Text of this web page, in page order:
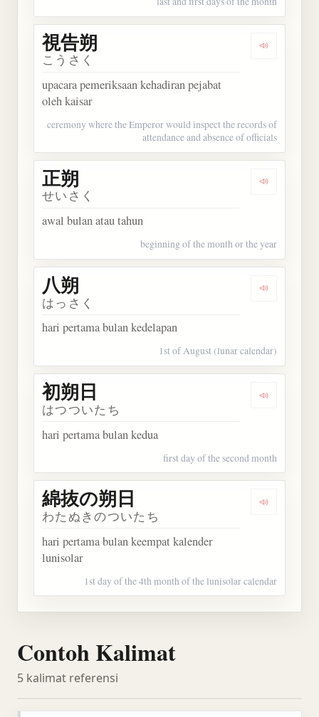
Dengarkan
視告朔
こうさく
upacara pemeriksaan kehadiran pejabat
oleh kaisar
ceremony where the Emperor would inspect the records of
attendance and absence of officials
Dengarkan
正朔
せいさく
awal bulan atau tahun
beginning of the month or the year
Dengarkan
八朔
はっさく
hari pertama bulan kedelapan
1st of August (lunar calendar)
Dengarkan
初朔日
はつついたち
hari pertama bulan kedua
first day of the second month
Dengarkan
綿抜の朔日
わたぬきのついたち
hari pertama bulan keempat kalender
lunisolar
1st day of the 4th month of the lunisolar calendar
Contoh Kalimat
5 kalimat referensi